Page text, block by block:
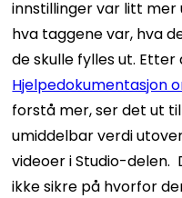
innstillinger var litt mer
hva taggene var, hva
de skulle fylles ut. Etter
Hjelpedokumentasjon
forstå mer, ser det ut
umiddelbar verdi
videoer i Studio-delen.
ikke sikre på hvorfor